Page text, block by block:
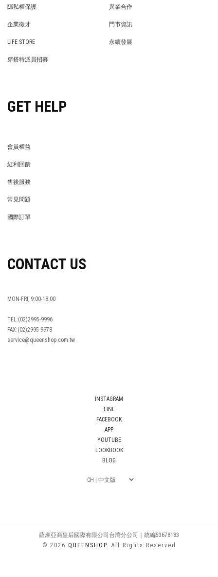
隱私權保護
異業合作
企業徵才
門市資訊
LIFE STORE
永續發展
穿搭特派員招募
GET HELP
會員權益
紅利回饋
售後服務
常見問題
國際訂單
CONTACT US
MON-FRI, 9:00-18:00
TEL:(02)2995-9996
FAX:(02)2995-9978
service@queenshop.com.tw
INSTAGRAM
LINE
FACEBOOK
APP
YOUTUBE
LOOKBOOK
BLOG
薩摩亞商皇后國際有限公司台灣分公司｜統編53678183
© 2026 QUEENSHOP. All Rights Reserved